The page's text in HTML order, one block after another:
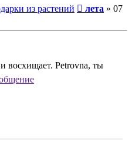
из растений Сообщение
лета » 07
Petrovna, ты